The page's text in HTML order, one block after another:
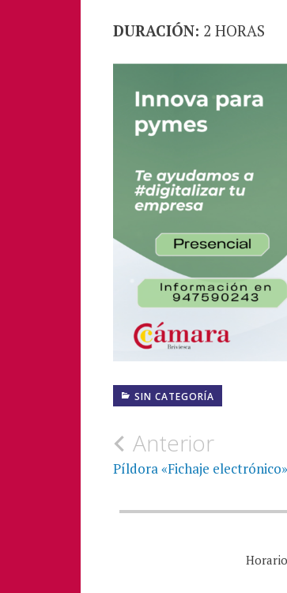
DURACIÓN: 2 HORAS
SIN CATEGORÍA
Navegación
de
entradas
Anterior
Píldora «Fichaje electrónico»